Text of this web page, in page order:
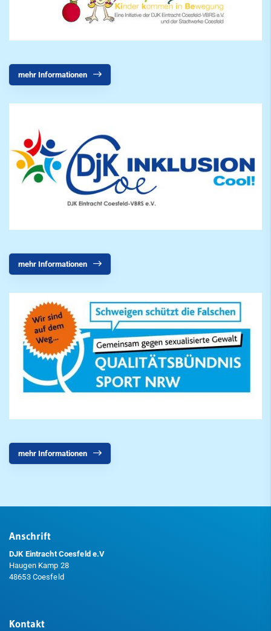
mehr Informationen
mehr Informationen
mehr Informationen
Anschrift
DJK Eintracht Coesfeld e.V
Haugen Kamp 28
48653 Coesfeld
Kontakt